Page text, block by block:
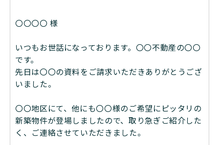
〇〇〇〇 様
いつもお世話になっております。〇〇不動産の〇〇
です。
先日は〇〇の資料をご請求いただきありがとうござ
いました。
〇〇地区にて、他にも〇〇様のご希望にピッタリの
新築物件が登場しましたので、取り急ぎご紹介した
く、ご連絡させていただきました。